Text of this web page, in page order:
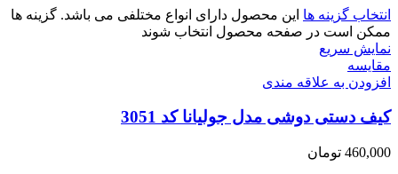
انتخاب گزینه ها این محصول دارای انواع مختلفی می باشد. گزینه ها
ممکن است در صفحه محصول انتخاب شوند
نمایش سریع
مقايسه
افزودن به علاقه مندی
کیف دستی دوشی مدل جولیانا کد 3051
460,000 تومان